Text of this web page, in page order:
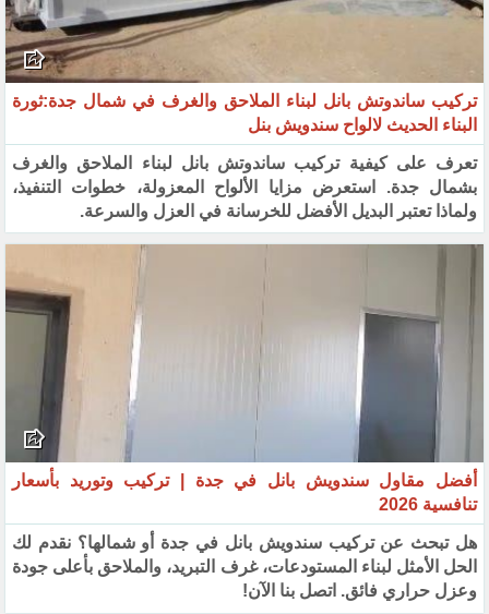
تركيب ساندوتش بانل لبناء الملاحق والغرف في شمال جدة:ثورة
البناء الحديث لالواح سندويش بنل
تعرف على كيفية تركيب ساندوتش بانل لبناء الملاحق والغرف
بشمال جدة. استعرض مزايا الألواح المعزولة، خطوات التنفيذ،
ولماذا تعتبر البديل الأفضل للخرسانة في العزل والسرعة.
أفضل مقاول سندويش بانل في جدة | تركيب وتوريد بأسعار
تنافسية 2026
هل تبحث عن تركيب سندويش بانل في جدة أو شمالها؟ نقدم لك
الحل الأمثل لبناء المستودعات، غرف التبريد، والملاحق بأعلى جودة
وعزل حراري فائق. اتصل بنا الآن!